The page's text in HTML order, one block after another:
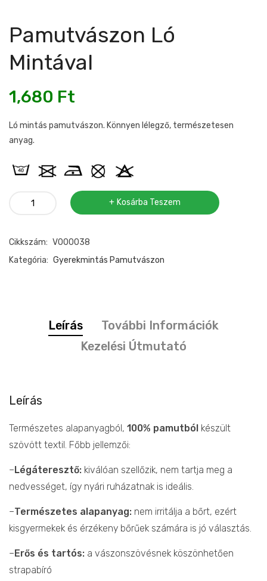
Pamutvászon Ló
Mintával
1,680 Ft
Ló mintás pamutvászon. Könnyen lélegző, természetesen
anyag.
Pamutvászon
mennyiség
Kosárba Teszem
Cikkszám: V000038
Kategória: Gyerekmintás Pamutvászon
Leírás
További Információk
Kezelési Útmutató
Leírás
Természetes alapanyagból, 100% pamutból készült
szövött textil. Főbb jellemzői:
–Légáteresztő: kiválóan szellőzik, nem tartja meg a
nedvességet, így nyári ruházatnak is ideális.
–Természetes alapanyag: nem irritálja a bőrt, ezért
kisgyermekek és érzékeny bőrűek számára is jó választás.
–Erős és tartós: a vászonszövésnek köszönhetően
strapabíró